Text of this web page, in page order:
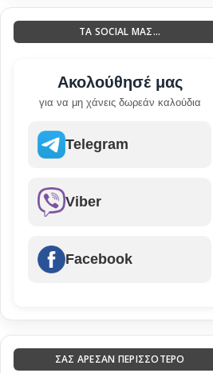
ΤΑ SOCIAL ΜΑΣ...
Ακολούθησέ μας
για να μη χάνεις δωρεάν καλούδια
Telegram
Viber
Facebook
ΣΑΣ ΑΡΕΣΑΝ ΠΕΡΙΣΣΟΤΕΡΟ